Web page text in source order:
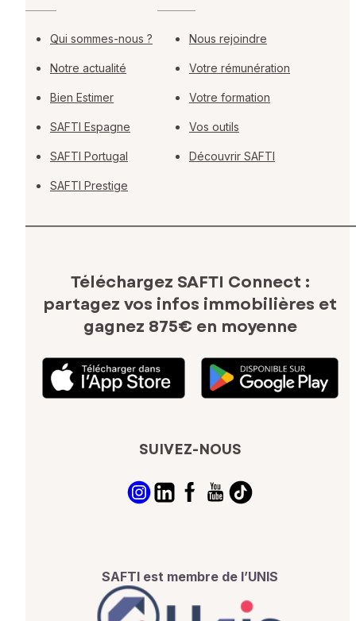
Qui sommes-nous ?
Notre actualité
Bien Estimer
SAFTI Espagne
SAFTI Portugal
SAFTI Prestige
Nous rejoindre
Votre rémunération
Votre formation
Vos outils
Découvrir SAFTI
Téléchargez SAFTI Connect :
partagez vos infos immobilières et
gagnez 875€ en moyenne
SUIVEZ-NOUS
SAFTI est membre de l’UNIS